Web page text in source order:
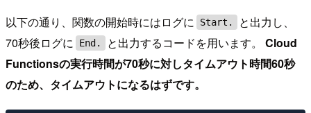
以下の通り、関数の開始時にはログに Start.
と出力し、
70秒後ログに
End. と出力するコードを用います。Cloud
Functionsの実行時間が70秒に対しタイムアウト時間60秒
のため、タイムアウトになるはずです。